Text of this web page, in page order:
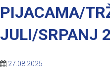
PIJACAMA/
JULI/SRPANJ
27.08.2025